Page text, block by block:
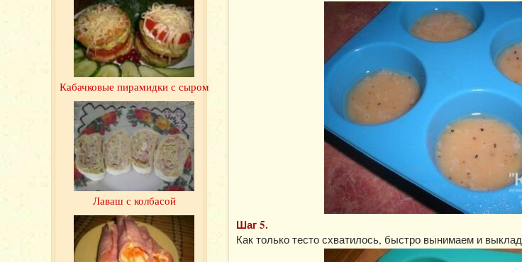
Шаг 5.
Как только тесто схватилось, быстро вынимаем и
Кабачковые пирамидки с сыром
Лаваш с колбасой